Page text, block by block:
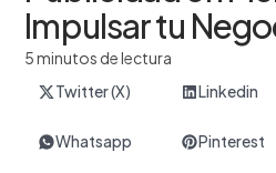
Impulsar tu
5 minutos de lectura
Twitter (X)
Linkedin
Whatsapp Pinterest